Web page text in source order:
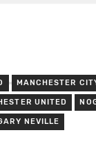
MANCHESTER
UNITED
NEVILLE